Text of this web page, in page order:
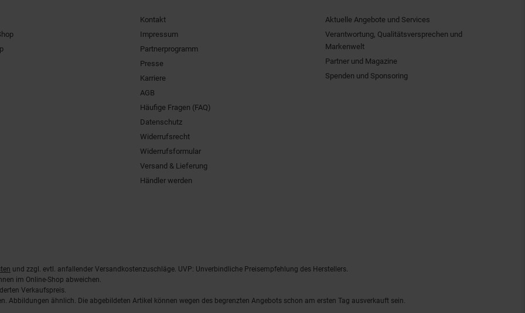
Kontakt
Impressum
Partnerprogramm
Presse
Karriere
AGB
Häufige Fragen (FAQ)
Datenschutz
Widerrufsrecht
Widerrufsformular
Versand & Lieferung
Händler werden
Aktuelle Angebote und Services
Verantwortung, Qualitätsversprechen und
Markenwelt
Partner und Magazine
Spenden und Sponsoring
und zzgl. evtl. anfallender Versandkostenzuschläge. UVP: Unverbindliche Preisempfehlung des Herstellers.
im Online-Shop abweichen.
Verkaufspreis.
Abbildungen ähnlich. Die abgebildeten Artikel können wegen des begrenzten Angebots schon am ersten Tag ausverkauft sein.